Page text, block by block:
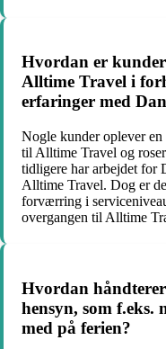
Hvordan er
Alltime Travel i
erfaringer med
Nogle kunder oplever
til Alltime Travel og
tidligere har arbejdet for
Alltime Travel. Dog er
forværring i
overgangen til Alltime
Hvordan
hensyn, som f.eks.
med på ferien?